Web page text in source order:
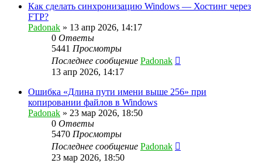
Как сделать синхронизацию Windows — Хостинг через
FTP?
Padonak » 13 апр 2026, 14:17
0 Ответы
5441 Просмотры
Последнее сообщение Padonak
13 апр 2026, 14:17
Ошибка «Длина пути имени выше 256» при
копировании файлов в Windows
Padonak » 23 мар 2026, 18:50
0 Ответы
5470 Просмотры
Последнее сообщение Padonak
23 мар 2026, 18:50